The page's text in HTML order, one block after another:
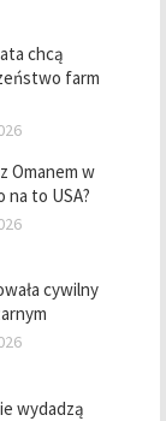
chcą
farm
Omanem w
na to USA?
cywilny
wydadzą